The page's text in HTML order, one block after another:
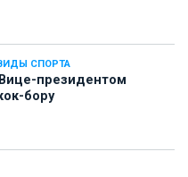
СПОРТА
президентом
бору